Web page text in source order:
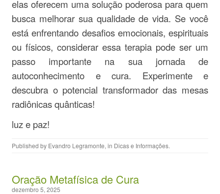
elas oferecem uma solução poderosa para quem
busca melhorar sua qualidade de vida. Se você
está enfrentando desafios emocionais, espirituais
ou físicos, considerar essa terapia pode ser um
passo importante na sua jornada de
autoconhecimento e cura. Experimente e
descubra o potencial transformador das mesas
radiônicas quânticas!
luz e paz!
Published by Evandro Legramonte, in Dicas e Informações.
Oração Metafísica de Cura
dezembro 5, 2025